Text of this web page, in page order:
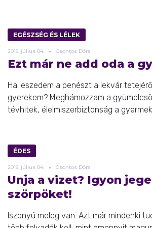
EGÉSZSÉG ÉS LÉLEK
2016. július 04. Csontos Dóra
Ezt már ne add oda a
Ha leszedem a penészt a lekvár
gyerekem? Meghámozzam a
tévhitek, élelmiszerbiztonság a
ÉDES
2016. július 04. Csontos Dóra
Unja a vizet? Igyon
szörpöket!
Iszonyú meleg van. Azt már mindenki